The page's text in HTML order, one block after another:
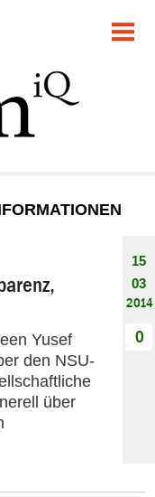
Yusef
den NSU-
über
15
03
2014
0